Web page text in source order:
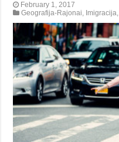
February 1, 2017
Geografija-Rajonai, Imigracija,